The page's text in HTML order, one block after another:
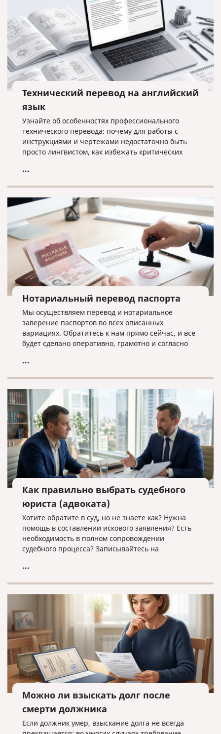
Технический перевод на английский
язык
Узнайте об особенностях профессионального
технического перевода: почему для работы с
инструкциями и чертежами недостаточно быть
просто лингвистом, как избежать критических
получения качественного результата при работе с
...
Нотариальный перевод паспорта
Мы осуществляем перевод и нотариальное
заверение паспортов во всех описанных
вариациях. Обратитесь к нам прямо сейчас, и все
будет сделано оперативно, грамотно и согласно
...
Как правильно выбрать судебного
юриста (адвоката)
Хотите обратите в суд, но не знаете как? Нужна
помощь в составлении искового заявления? Есть
необходимость в полном сопровождении
судебного процесса? Записывайтесь на
cлово» по адресу law@pravoislovo.ru
...
Можно ли взыскать долг после
смерти должника
Если должник умер, взыскание долга не всегда